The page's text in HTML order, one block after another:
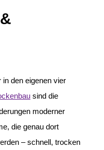
den eigenen vier
sind die
moderner
die genau dort
– schnell, trocken